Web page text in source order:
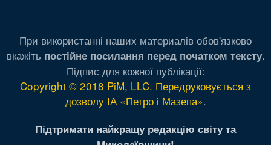
При використанні наших материалів обов'язково
вкажіть постійне посилання перед початком тексту.
Підпис для кожної публікації:
Copyright © 2018 PiM, LLC. Передруковується з
дозволу ІА «Петро і Мазепа».
Підтримати найкращу редакцію світу та